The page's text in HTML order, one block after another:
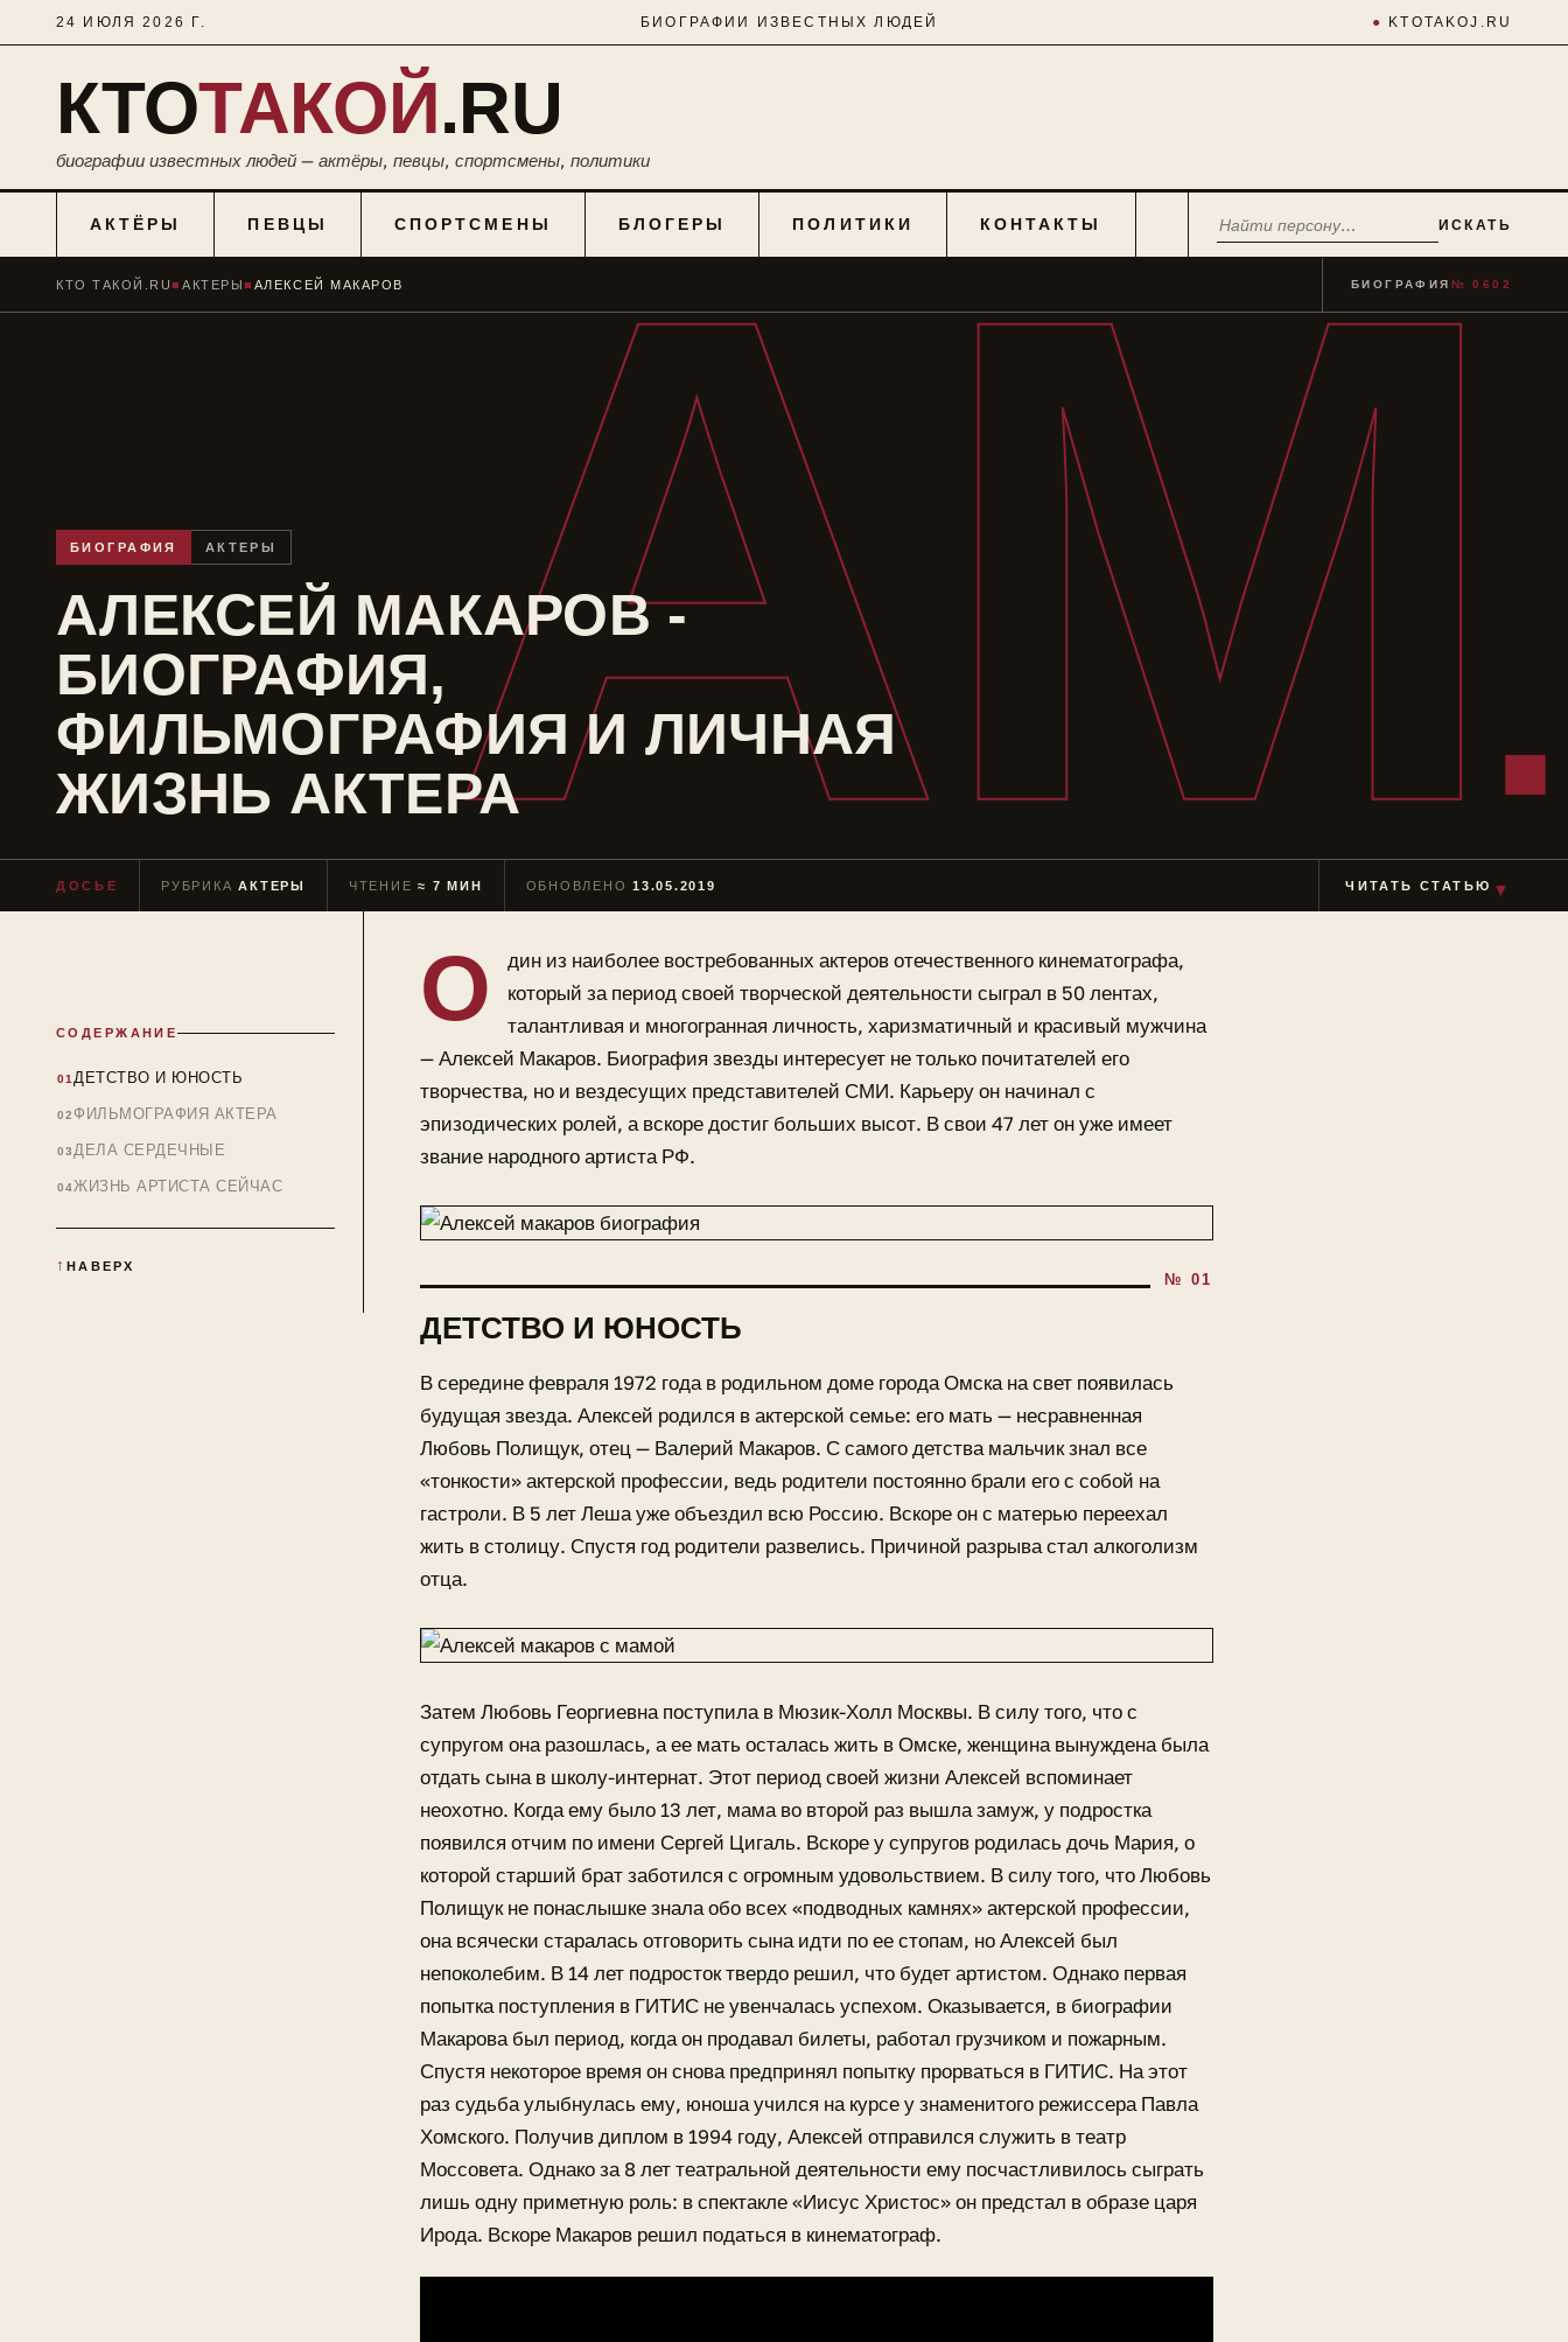
24 ИЮЛЯ 2026 Г. БИОГРАФИИ ИЗВЕСТНЫХ ЛЮДЕЙ ● KTOTAKOJ.RU
КТОТАКОЙ.RU
биографии известных людей — актёры, певцы, спортсмены, политики
АКТЁРЫ ПЕВЦЫ СПОРТСМЕНЫ БЛОГЕРЫ ПОЛИТИКИ КОНТАКТЫ ИСКАТЬ
АМ
КТО ТАКОЙ.RU■АКТЕРЫ■ АЛЕКСЕЙ МАКАРОВ БИОГРАФИЯ № 0602
БИОГРАФИЯ АКТЕРЫ
АЛЕКСЕЙ МАКАРОВ -
БИОГРАФИЯ,
ФИЛЬМОГРАФИЯ И ЛИЧНАЯ
ЖИЗНЬ АКТЕРА
ДОСЬЕ РУБРИКААКТЕРЫ ЧТЕНИЕ≈ 7 МИН ОБНОВЛЕНО13.05.2019 ЧИТАТЬ СТАТЬЮ ▼
СОДЕРЖАНИЕ
ДЕТСТВО И ЮНОСТЬ
ФИЛЬМОГРАФИЯ АКТЕРА
ДЕЛА СЕРДЕЧНЫЕ
ЖИЗНЬ АРТИСТА СЕЙЧАС
НАВЕРХ
О
дин из наиболее востребованных актеров отечественного кинематографа,
который за период своей творческой деятельности сыграл в 50 лентах,
талантливая и многогранная личность, харизматичный и красивый мужчина
— Алексей Макаров. Биография звезды интересует не только почитателей его
творчества, но и вездесущих представителей СМИ. Карьеру он начинал с
эпизодических ролей, а вскоре достиг больших высот. В свои 47 лет он уже имеет
звание народного артиста РФ.
ДЕТСТВО И ЮНОСТЬ
В середине февраля 1972 года в родильном доме города Омска на свет появилась
будущая звезда. Алексей родился в актерской семье: его мать — несравненная
Любовь Полищук, отец — Валерий Макаров. С самого детства мальчик знал все
«тонкости» актерской профессии, ведь родители постоянно брали его с собой на
гастроли. В 5 лет Леша уже объездил всю Россию. Вскоре он с матерью переехал
жить в столицу. Спустя год родители развелись. Причиной разрыва стал алкоголизм
отца.
Затем Любовь Георгиевна поступила в Мюзик-Холл Москвы. В силу того, что с
супругом она разошлась, а ее мать осталась жить в Омске, женщина вынуждена была
отдать сына в школу-интернат. Этот период своей жизни Алексей вспоминает
неохотно. Когда ему было 13 лет, мама во второй раз вышла замуж, у подростка
появился отчим по имени Сергей Цигаль. Вскоре у супругов родилась дочь Мария, о
которой старший брат заботился с огромным удовольствием. В силу того, что Любовь
Полищук не понаслышке знала обо всех «подводных камнях» актерской профессии,
она всячески старалась отговорить сына идти по ее стопам, но Алексей был
непоколебим. В 14 лет подросток твердо решил, что будет артистом. Однако первая
попытка поступления в ГИТИС не увенчалась успехом. Оказывается, в биографии
Макарова был период, когда он продавал билеты, работал грузчиком и пожарным.
Спустя некоторое время он снова предпринял попытку прорваться в ГИТИС. На этот
раз судьба улыбнулась ему, юноша учился на курсе у знаменитого режиссера Павла
Хомского. Получив диплом в 1994 году, Алексей отправился служить в театр
Моссовета. Однако за 8 лет театральной деятельности ему посчастливилось сыграть
лишь одну приметную роль: в спектакле «Иисус Христос» он предстал в образе царя
Ирода. Вскоре Макаров решил податься в кинематограф.